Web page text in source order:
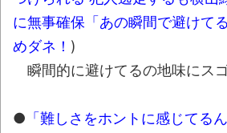
に無事確保「あの瞬間で避けて
めダネ！ )
瞬間的に避けてるの地味にスゴ
● 「難しさをホントに感じてる